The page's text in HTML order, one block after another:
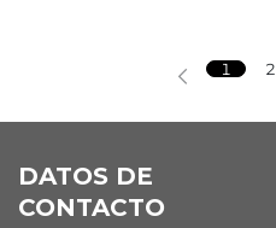
1 2
DATOS DE
CONTACTO